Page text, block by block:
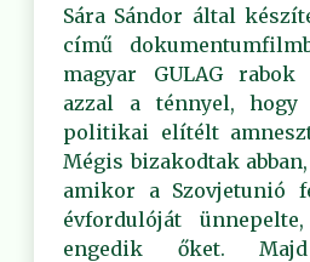
Sára Sándor által
című
magyar GULAG
azzal a ténnyel, hogy
politikai elítélt
Mégis bizakodtak abban,
amikor a Szovjetunió
évfordulóját
engedik őket.